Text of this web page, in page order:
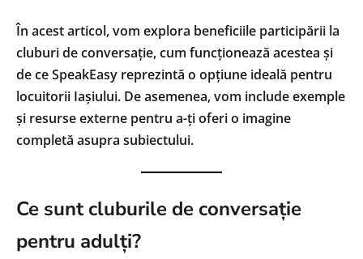
În acest articol, vom explora beneficiile participării la
cluburi de conversație, cum funcționează acestea și
de ce SpeakEasy reprezintă o opțiune ideală pentru
locuitorii Iașiului. De asemenea, vom include exemple
și resurse externe pentru a-ți oferi o imagine
completă asupra subiectului.
Ce sunt cluburile de conversație
pentru adulți?